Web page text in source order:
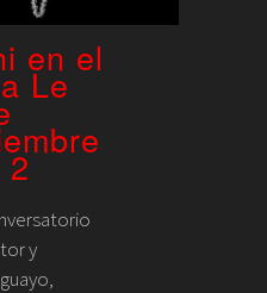
en el
Le
2
y